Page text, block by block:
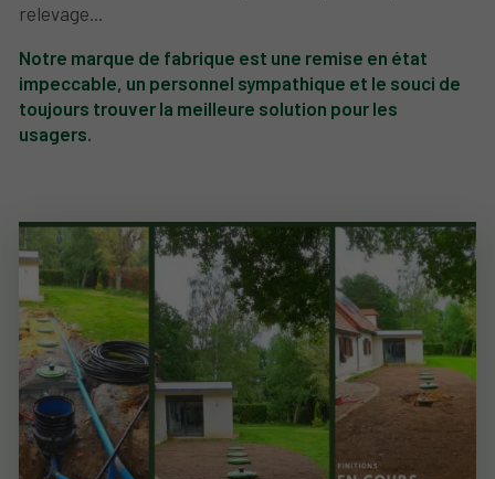
relevage...
Notre marque de fabrique est une remise en état
impeccable, un personnel sympathique et le souci de
toujours trouver la meilleure solution pour les
usagers.